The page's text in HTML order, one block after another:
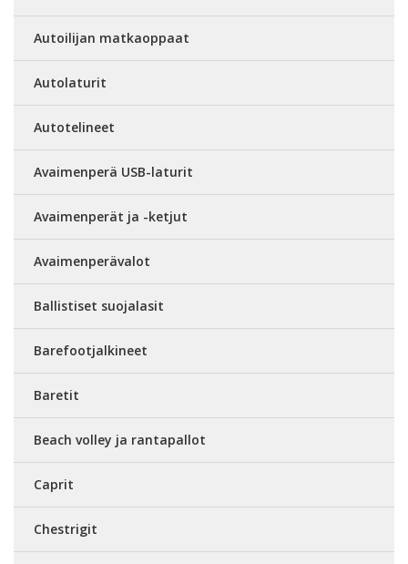
Autoilijan matkaoppaat
Autolaturit
Autotelineet
Avaimenperä USB-laturit
Avaimenperät ja -ketjut
Avaimenperävalot
Ballistiset suojalasit
Barefootjalkineet
Baretit
Beach volley ja rantapallot
Caprit
Chestrigit